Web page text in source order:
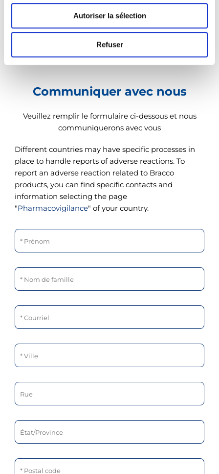
n
Autoriser la sélection
Refuser
Communiquer avec nous
Veuillez remplir le formulaire ci-dessous et nous
communiquerons avec vous
Different countries may have specific processes in
place to handle reports of adverse reactions. To
report an adverse reaction related to Bracco
products, you can find specific contacts and
information selecting the page
"Pharmacovigilance" of your country.
Prénom
Nom de famille
Courriel
Ville
Rue
État/Province
Postal code